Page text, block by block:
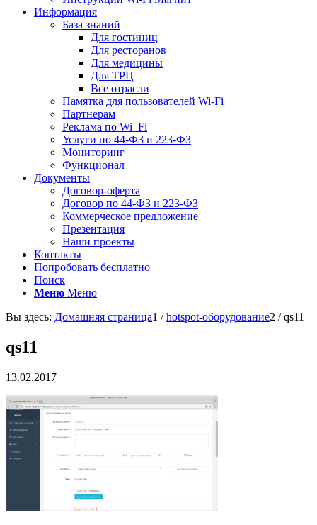
Информация
База знаний
Для гостиниц
Для ресторанов
Для медицины
Для ТРЦ
Все отрасли
Памятка для пользователей Wi-Fi
Партнерам
Реклама по Wi–Fi
Услуги по 44-ФЗ и 223-ФЗ
Мониторинг
Функционал
Документы
Договор-оферта
Договор по 44-ФЗ и 223-ФЗ
Коммерческое предложение
Презентация
Наши проекты
Контакты
Попробовать бесплатно
Поиск
Меню Меню
Вы здесь: Домашняя страница1 / hotspot-оборудование2 / qs11
qs11
13.02.2017